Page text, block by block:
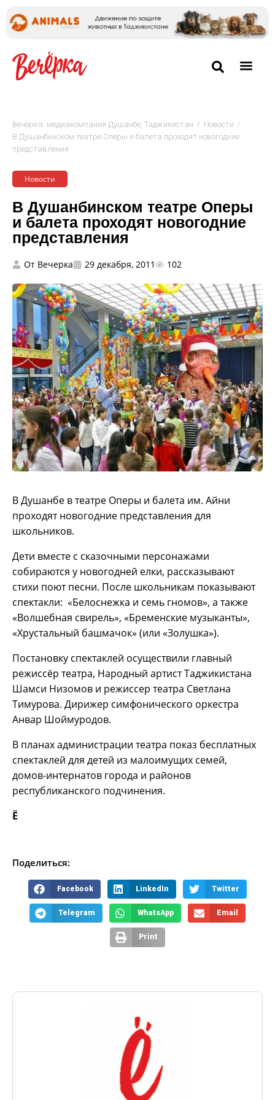
Вечёрка: медиакомпания Душанбе, Таджикистан / Новости /
В Душанбинском театре Оперы и балета проходят новогодние
представления
Новости
В Душанбинском театре Оперы
и балета проходят новогодние
представления
От Вечерка 29 декабря, 2011 102
В Душанбе в театре Оперы и балета им. Айни
проходят новогодние представления для
школьников.
Дети вместе с сказочными персонажами
собираются у новогодней елки, рассказывают
стихи поют песни. После школьникам показывают
спектакли: «Белоснежка и семь гномов», а также
«Волшебная свирель», «Бременские музыканты»,
«Хрустальный башмачок» (или «Золушка»).
Постановку спектаклей осуществили главный
режиссёр театра, Народный артист Таджикистана
Шамси Низомов и режиссер театра Светлана
Тимурова. Дирижер симфонического оркестра
Анвар Шоймуродов.
В планах администрации театра показ бесплатных
спектаклей для детей из малоимущих семей,
домов-интернатов города и районов
республиканского подчинения.
Ё
Поделиться:
Facebook LinkedIn Twitter
Telegram WhatsApp Email
Print